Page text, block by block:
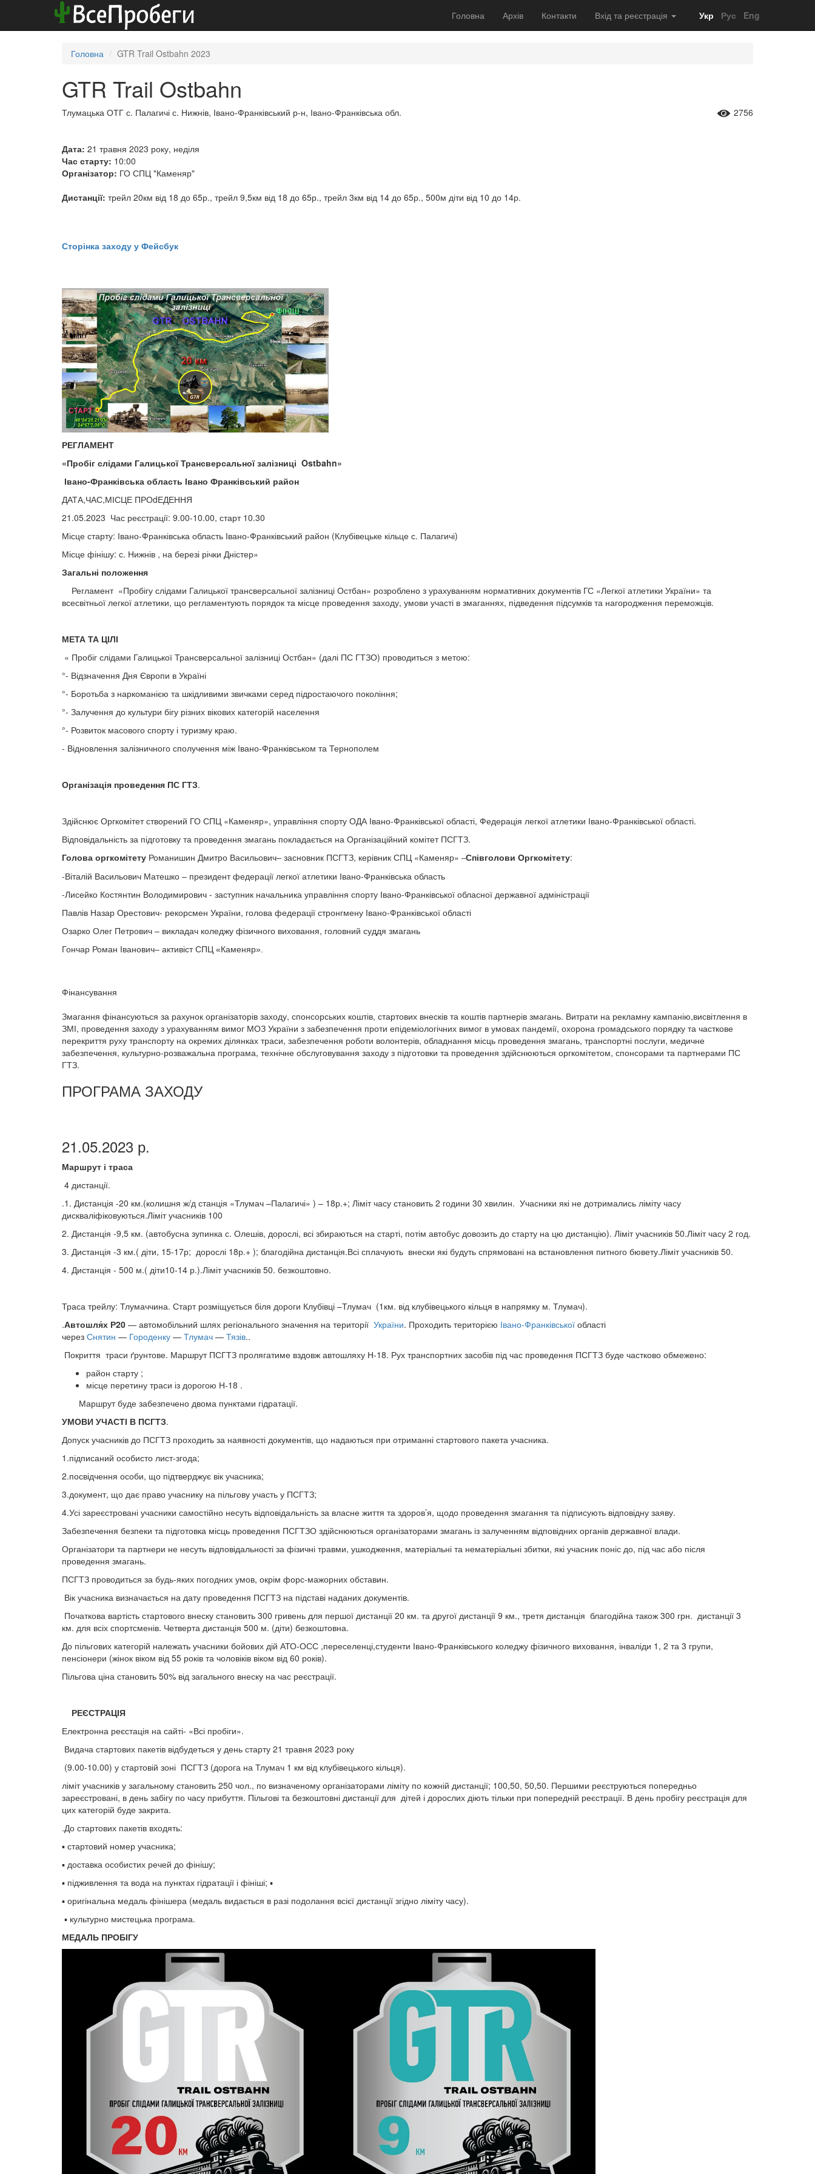
Головна Архів Контакти Вхід та реєстрація Укр Рус Eng
Головна GTR Trail Ostbahn 2023
GTR Trail Ostbahn
Тлумацька ОТГ с. Палагичі с. Нижнів, Івано-Франківський р-н, Івано-Франківська обл. 2756
Дата: 21 травня 2023 року, неділя
Час старту: 10:00
Організатор: ГО СПЦ "Каменяр"
Дистанції: трейл 20км від 18 до 65р., трейл 9,5км від 18 до 65р., трейл 3км від 14 до 65р., 500м діти від 10 до 14р.
​​​​​​​Сторінка заходу у Фейсбук
РЕГЛАМЕНТ
«Пробіг слідами Галицької Трансверсальної залізниці Ostbahn»
Івано-Франківська область Івано Франківський район
ДАТА,ЧАС,МІСЦЕ ПРОdЕДЕННЯ
21.05.2023 Час реєстрації: 9.00-10.00, старт 10.30
Місце старту: Івано-Франківська область Івано-Франківський район (Клубівецьке кільце с. Палагичі)
Місце фінішу: с. Нижнів , на березі річки Дністер»
Загальні положення
Регламент «Пробігу слідами Галицької трансверсальної залізниці Остбан» розроблено з урахуванням нормативних документів ГС «Легкої атлетики України» та
всесвітньої легкої атлетики, що регламентують порядок та місце проведення заходу, умови участі в змаганнях, підведення підсумків та нагородження переможців.
МЕТА ТА ЦІЛІ
« Пробіг слідами Галицької Трансверсальної залізниці Остбан» (далі ПС ГТЗО) проводиться з метою:
°- Відзначення Дня Європи в Україні
°- Боротьба з наркоманією та шкідливими звичками серед підростаючого покоління;
°- Залучення до культури бігу різних вікових категорій населення
°- Розвиток масового спорту і туризму краю.
- Відновлення залізничного сполучення між Івано-Франківськом та Тернополем
Організація проведення ПС ГТЗ.
Здійснює Оргкомітет створений ГО СПЦ «Каменяр», управління спорту ОДА Івано-Франківської області, Федерація легкої атлетики Івано-Франківської області.
Відповідальність за підготовку та проведення змагань покладається на Організаційний комітет ПСГТЗ.
Голова оргкомітету Романишин Дмитро Васильович– засновник ПСГТЗ, керівник СПЦ «Каменяр» –Співголови Оргкомітету:
-Віталій Васильович Матешко – президент федерації легкої атлетики Івано-Франківська область
-Лисейко Костянтин Володимирович - заступник начальника управління спорту Івано-Франківської обласної державної адміністрації
Павлів Назар Орестович- рекорсмен України, голова федерації стронгмену Івано-Франківської області
Озарко Олег Петрович – викладач коледжу фізичного виховання, головний суддя змагань
Гончар Роман Іванович– активіст СПЦ «Каменяр».
Фінансування
Змагання фінансуються за рахунок організаторів заходу, спонсорських коштів, стартових внесків та коштів партнерів змагань. Витрати на рекламну кампанію,висвітлення в
ЗМІ, проведення заходу з урахуванням вимог МОЗ України з забезпечення проти епідеміологічних вимог в умовах пандемії, охорона громадського порядку та часткове
перекриття руху транспорту на окремих ділянках траси, забезпечення роботи волонтерів, обладнання місць проведення змагань, транспортні послуги, медичне
забезпечення, культурно-розважальна програма, технічне обслуговування заходу з підготовки та проведення здійснюються оргкомітетом, спонсорами та партнерами ПС
ГТЗ.
ПРОГРАМА ЗАХОДУ
21.05.2023 р.
Маршрут і траса
4 дистанції.
.1. Дистанція -20 км.(колишня ж/д станція «Тлумач –Палагичі» ) – 18р.+; Ліміт часу становить 2 години 30 хвилин. Учасники які не дотримались ліміту часу
дискваліфіковуються.Ліміт учасників 100
2. Дистанція -9,5 км. (автобусна зупинка с. Олешів, дорослі, всі збираються на старті, потім автобус довозить до старту на цю дистанцію). Ліміт учасників 50.Ліміт часу 2 год.
3. Дистанція -3 км.( діти, 15-17р; дорослі 18р.+ ); благодійна дистанція.Всі сплачують внески які будуть спрямовані на встановлення питного бювету.Ліміт учасників 50.
4. Дистанція - 500 м.( діти10-14 р.).Ліміт учасників 50. безкоштовно.
Траса трейлу: Тлумаччина. Старт розміщується біля дороги Клубівці –Тлумач (1км. від клубівецького кільця в напрямку м. Тлумач).
.Автошля́х Р20 — автомобільний шлях регіонального значення на території України. Проходить територією Івано-Франківської області
через Снятин — Городенку — Тлумач — Тязів..
Покриття траси ґрунтове. Маршрут ПСГТЗ пролягатиме вздовж автошляху Н-18. Рух транспортних засобів під час проведення ПСГТЗ буде частково обмежено:
район старту ;
місце перетину траси із дорогою Н-18 .
Маршрут буде забезпечено двома пунктами гідратації.
УМОВИ УЧАСТІ В ПСГТЗ.
Допуск учасників до ПСГТЗ проходить за наявності документів, що надаються при отриманні стартового пакета учасника.
1.підписаний особисто лист-згода;
2.посвідчення особи, що підтверджує вік учасника;
3.документ, що дає право учаснику на пільгову участь у ПСГТЗ;
4.Усі зареєстровані учасники самостійно несуть відповідальність за власне життя та здоров’я, щодо проведення змагання та підписують відповідну заяву.
Забезпечення безпеки та підготовка місць проведення ПСГТЗО здійснюються організаторами змагань із залученням відповідних органів державної влади.
Організатори та партнери не несуть відповідальності за фізичні травми, ушкодження, матеріальні та нематеріальні збитки, які учасник поніс до, під час або після
проведення змагань.
ПСГТЗ проводиться за будь-яких погодних умов, окрім форс-мажорних обставин.
Вік учасника визначається на дату проведення ПСГТЗ на підставі наданих документів.
Початкова вартість стартового внеску становить 300 гривень для першої дистанції 20 км. та другої дистанції 9 км., третя дистанція благодійна також 300 грн. дистанції 3
км. для всіх спортсменів. Четверта дистанція 500 м. (діти) безкоштовна.
До пільгових категорій належать учасники бойових дій АТО-ОСС ,переселенці,студенти Івано-Франківського коледжу фізичного виховання, інваліди 1, 2 та 3 групи,
пенсіонери (жінок віком від 55 років та чоловіків віком від 60 років).
Пільгова ціна становить 50% від загального внеску на час реєстрації.
РЕЄСТРАЦІЯ
Електронна реєстація на сайті- «Всі пробіги».
Видача стартових пакетів відбудеться у день старту 21 травня 2023 року
(9.00-10.00) у стартовій зоні ПСГТЗ (дорога на Тлумач 1 км від клубівецького кільця).
ліміт учасників у загальному становить 250 чол., по визначеному організаторами ліміту по кожній дистанції; 100,50, 50,50. Першими реєструються попередньо
зареєстровані, в день забігу по часу прибуття. Пільгові та безкоштовні дистанції для дітей і дорослих діють тільки при попередній реєстрації. В день пробігу реєстрація для
цих категорій буде закрита.
.До стартових пакетів входять:
▪ стартовий номер учасника;
▪ доставка особистих речей до фінішу;
▪ підживлення та вода на пунктах гідратації і фініші; ▪
▪ оригінальна медаль фінішера (медаль видається в разі подолання всієї дистанції згідно ліміту часу).
▪ культурно мистецька програма.
МЕДАЛЬ ПРОБІГУ